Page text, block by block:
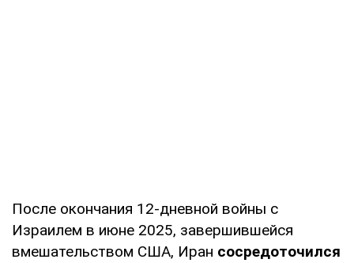
После окончания 12-дневной войны с
Израилем в июне 2025, завершившейся
вмешательством США, Иран сосредоточился